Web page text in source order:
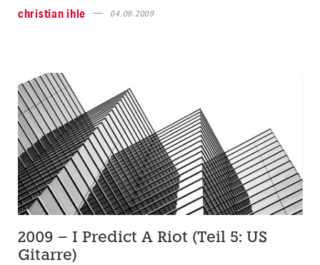
christian ihle
04.09.2009
2009 – I Predict A Riot (Teil 5: US
Gitarre)